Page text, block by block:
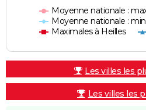
Moyenne nationale :
Moyenne nationale :
Maximales à Heilles
Les villes les
Les villes les